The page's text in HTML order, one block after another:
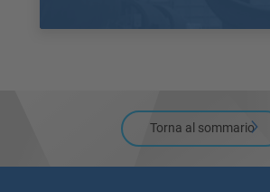
Torna al sommario